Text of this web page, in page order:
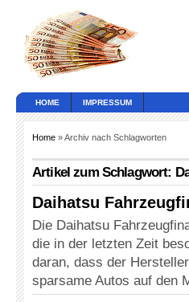
HOME IMPRESSUM
Home » Archiv nach Schlagworten
Artikel zum Schlagwort:
Daihatsu
Die Daihatsu
die in der letzten Zeit
daran, dass der
sparsame Autos auf den